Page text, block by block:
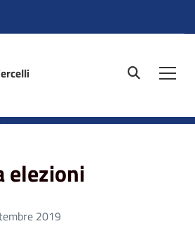
site.searc
elezioni
2019